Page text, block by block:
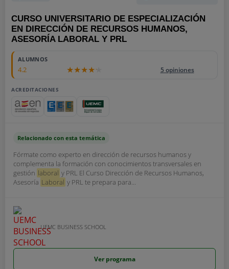
CURSO UNIVERSITARIO DE ESPECIALIZACIÓN
EN DIRECCIÓN DE RECURSOS HUMANOS,
ASESORÍA LABORAL Y PRL
900
ALUMNOS
4.2 5 opiniones
ACREDITACIONES
Relacionado con esta temática
Fórmate como experto en dirección de recursos humanos y
complementa la formación con conocimientos transversales en
gestión laboral y PRL El Curso Dirección de Recursos Humanos,
Asesoría Laboral y PRL te prepara para...
UEMC BUSINESS SCHOOL
Ver programa